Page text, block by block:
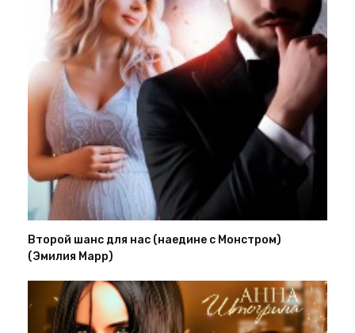
Второй шанс для нас (наедине с Монстром)
(Эмилия Марр)